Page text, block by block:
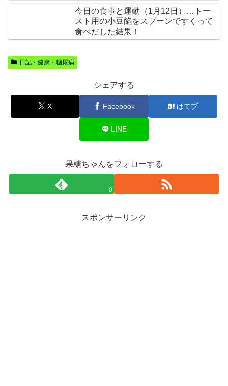
今日の食事と運動（1月12日）…トー
スト用の小豆餡をスプーンですくって
食べだした結果！
日記・健康・糖尿病
シェアする
X Facebook はてブ
LINE
果糖ちゃんをフォローする
0
スポンサーリンク